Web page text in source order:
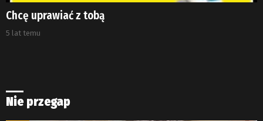
Chcę uprawiać z tobą
5 lat temu
Nie przegap